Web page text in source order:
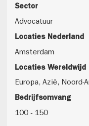
Sector
Advocatuur
Locaties Nederland
Amsterdam
Locaties Wereldwijd
Europa, Azië, Noord-
Bedrijfsomvang
100 - 150